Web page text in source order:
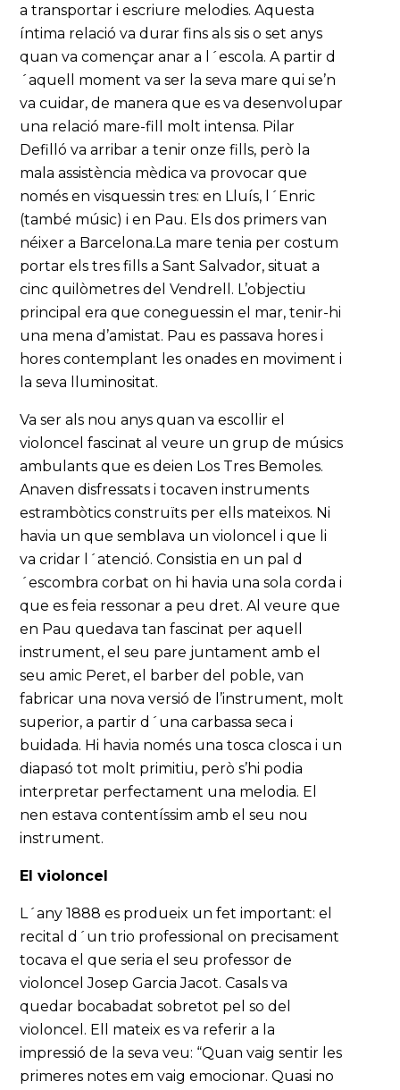
a transportar i escriure melodies. Aquesta
íntima relació va durar fins als sis o set anys
quan va començar anar a l´escola. A partir d
´aquell moment va ser la seva mare qui se’n
va cuidar, de manera que es va desenvolupar
una relació mare-fill molt intensa. Pilar
Defilló va arribar a tenir onze fills, però la
mala assistència mèdica va provocar que
només en visquessin tres: en Lluís, l´Enric
(també músic) i en Pau. Els dos primers van
néixer a Barcelona.La mare tenia per costum
portar els tres fills a Sant Salvador, situat a
cinc quilòmetres del Vendrell. L’objectiu
principal era que coneguessin el mar, tenir-hi
una mena d’amistat. Pau es passava hores i
hores contemplant les onades en moviment i
la seva lluminositat.
Va ser als nou anys quan va escollir el
violoncel fascinat al veure un grup de músics
ambulants que es deien Los Tres Bemoles.
Anaven disfressats i tocaven instruments
estrambòtics construïts per ells mateixos. Ni
havia un que semblava un violoncel i que li
va cridar l´atenció. Consistia en un pal d
´escombra corbat on hi havia una sola corda i
que es feia ressonar a peu dret. Al veure que
en Pau quedava tan fascinat per aquell
instrument, el seu pare juntament amb el
seu amic Peret, el barber del poble, van
fabricar una nova versió de l’instrument, molt
superior, a partir d´una carbassa seca i
buidada. Hi havia només una tosca closca i un
diapasó tot molt primitiu, però s’hi podia
interpretar perfectament una melodia. El
nen estava contentíssim amb el seu nou
instrument.
El violoncel
L´any 1888 es produeix un fet important: el
recital d´un trio professional on precisament
tocava el que seria el seu professor de
violoncel Josep Garcia Jacot. Casals va
quedar bocabadat sobretot pel so del
violoncel. Ell mateix es va referir a la
impressió de la seva veu: “Quan vaig sentir les
primeres notes em vaig emocionar. Quasi no